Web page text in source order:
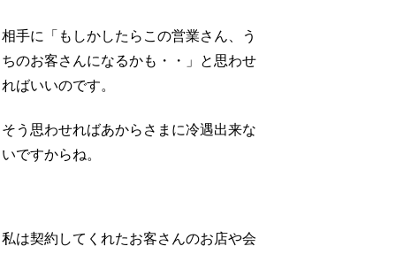
相手に「もしかしたらこの営業さん、う
ちのお客さんになるかも・・」と思わせ
ればいいのです。
そう思わせればあからさまに冷遇出来な
いですからね。
私は契約してくれたお客さんのお店や会